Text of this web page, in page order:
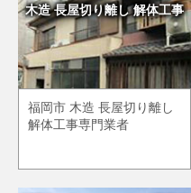
木造 長屋切り離し 解体工事
福岡市 木造 長屋切り離し
解体工事専門業者